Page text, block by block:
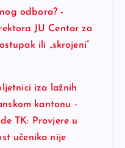
odbora? -
JU Centar za
ili „skrojeni“
iza lažnih
kantonu -
TK: Provjere u
učenika nije